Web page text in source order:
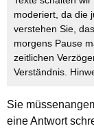
moderiert, da die
verstehen Sie,
morgens Pause
zeitlichen
Verständnis.
Sie müssen
eine Antwort